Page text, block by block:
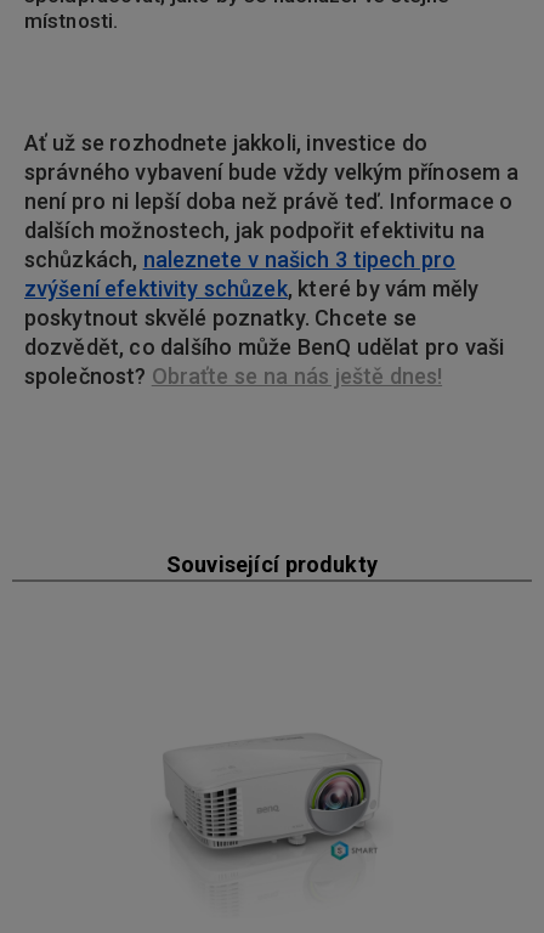
místnosti.
Ať už se rozhodnete jakkoli, investice do
správného vybavení bude vždy velkým přínosem a
není pro ni lepší doba než právě teď. Informace o
dalších možnostech, jak podpořit efektivitu na
schůzkách, naleznete v našich 3 tipech pro
zvýšení efektivity schůzek, které by vám měly
poskytnout skvělé poznatky. Chcete se
dozvědět, co dalšího může BenQ udělat pro vaši
společnost? Obraťte se na nás ještě dnes!
Související produkty